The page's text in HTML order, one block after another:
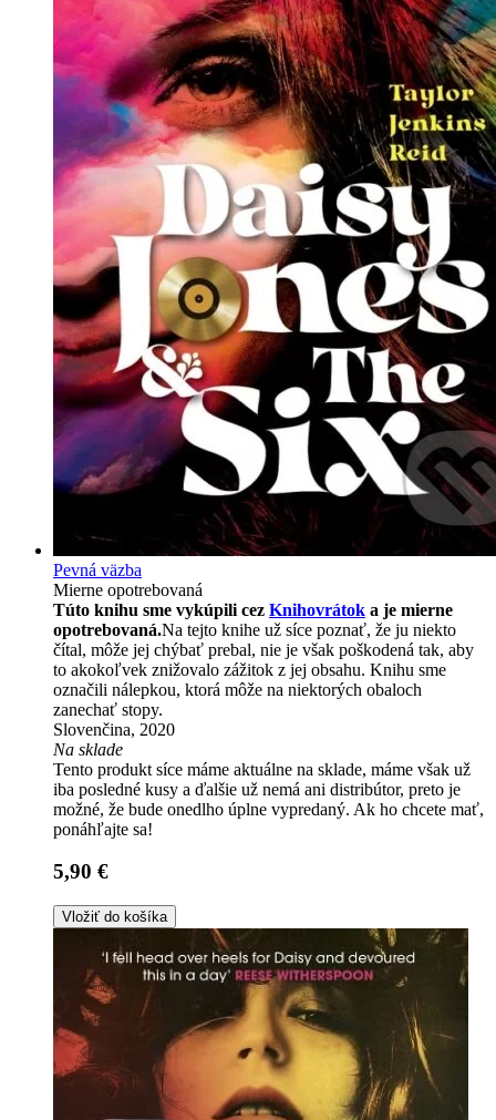
Pevná väzba
Mierne opotrebovaná
Túto knihu sme vykúpili cez Knihovrátok a je mierne
opotrebovaná.Na tejto knihe už síce poznať, že ju niekto
čítal, môže jej chýbať prebal, nie je však poškodená tak, aby
to akokoľvek znižovalo zážitok z jej obsahu. Knihu sme
označili nálepkou, ktorá môže na niektorých obaloch
zanechať stopy.
Slovenčina, 2020
Na sklade
Tento produkt síce máme aktuálne na sklade, máme však už
iba posledné kusy a ďalšie už nemá ani distribútor, preto je
možné, že bude onedlho úplne vypredaný. Ak ho chcete mať,
ponáhľajte sa!
5,90 €
Vložiť do košíka